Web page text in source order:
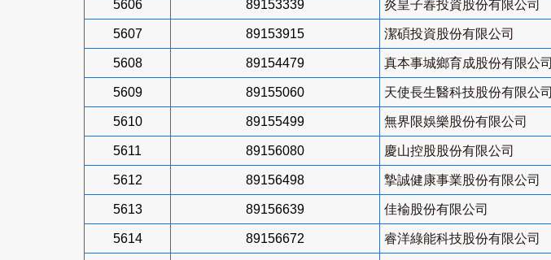
5606 89153339 炎皇子萶投資股份有限公司
5607 89153915 潔碩投資股份有限公司
5608 89154479 真本事城鄉育成股份有限公司
5609 89155060 天使長生醫科技股份有限公司
5610 89155499 無界限娛樂股份有限公司
5611 89156080 慶山控股股份有限公司
5612 89156498 摯誠健康事業股份有限公司
5613 89156639 佳褕股份有限公司
5614 89156672 睿洋綠能科技股份有限公司